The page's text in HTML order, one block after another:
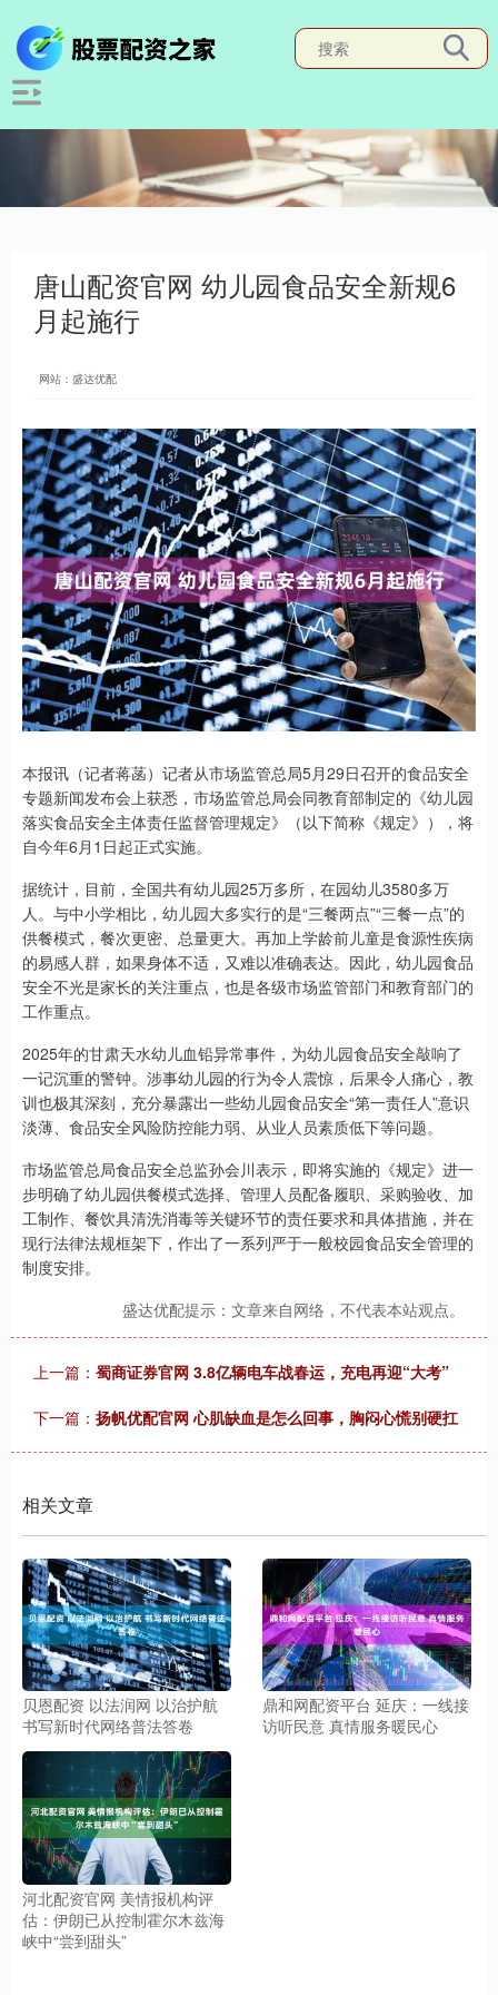
唐山配资官网 幼儿园食品安全新规6
月起施行
网站：盛达优配
本报讯（记者蒋菡）记者从市场监管总局5月29日召开的食品安全
专题新闻发布会上获悉，市场监管总局会同教育部制定的《幼儿园
落实食品安全主体责任监督管理规定》（以下简称《规定》），将
自今年6月1日起正式实施。
据统计，目前，全国共有幼儿园25万多所，在园幼儿3580多万
人。与中小学相比，幼儿园大多实行的是“三餐两点”“三餐一点”的
供餐模式，餐次更密、总量更大。再加上学龄前儿童是食源性疾病
的易感人群，如果身体不适，又难以准确表达。因此，幼儿园食品
安全不光是家长的关注重点，也是各级市场监管部门和教育部门的
工作重点。
2025年的甘肃天水幼儿血铅异常事件，为幼儿园食品安全敲响了
一记沉重的警钟。涉事幼儿园的行为令人震惊，后果令人痛心，教
训也极其深刻，充分暴露出一些幼儿园食品安全“第一责任人”意识
淡薄、食品安全风险防控能力弱、从业人员素质低下等问题。
市场监管总局食品安全总监孙会川表示，即将实施的《规定》进一
步明确了幼儿园供餐模式选择、管理人员配备履职、采购验收、加
工制作、餐饮具清洗消毒等关键环节的责任要求和具体措施，并在
现行法律法规框架下，作出了一系列严于一般校园食品安全管理的
制度安排。
盛达优配提示：文章来自网络，不代表本站观点。
上一篇： 蜀商证券官网 3.8亿辆电车战春运，充电再迎“大考”
下一篇： 扬帆优配官网 心肌缺血是怎么回事，胸闷心慌别硬扛
相关文章
贝恩配资 以法润网 以治护航
书写新时代网络普法答卷
鼎和网配资平台 延庆：一线接
访听民意 真情服务暖民心
河北配资官网 美情报机构评
估：伊朗已从控制霍尔木兹海
峡中“尝到甜头”